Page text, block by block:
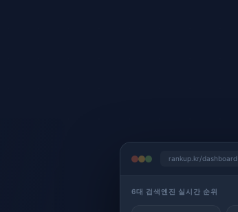
rankup.kr/dashboard
6대 검색엔진 실시간 순위